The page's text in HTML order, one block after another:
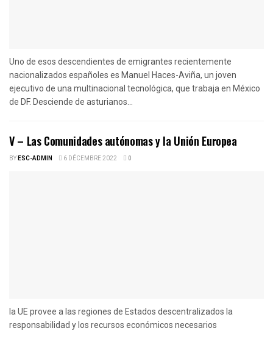
Uno de esos descendientes de emigrantes recientemente
nacionalizados españoles es Manuel Haces-Aviña, un joven
ejecutivo de una multinacional tecnológica, que trabaja en México
de DF. Desciende de asturianos...
V – Las Comunidades autónomas y la Unión Europea
BYESC-ADMIN 6 DÉCEMBRE 2022 0
la UE provee a las regiones de Estados descentralizados la
responsabilidad y los recursos económicos necesarios